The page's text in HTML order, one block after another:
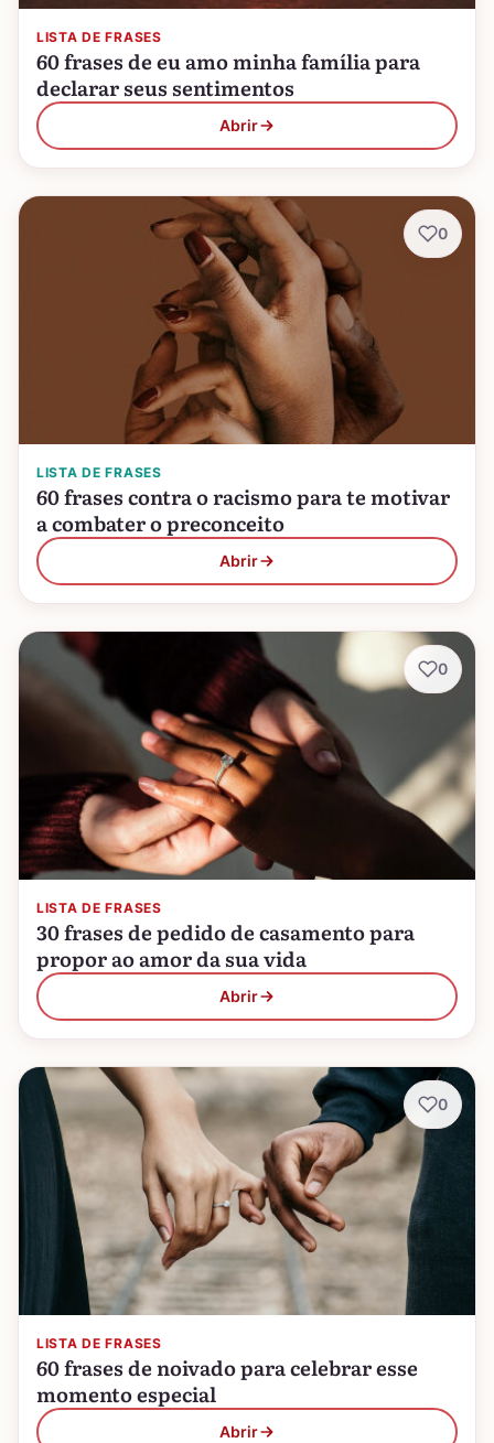
LISTA DE FRASES
60 frases de eu amo minha família para
declarar seus sentimentos
Abrir
LISTA DE FRASES
60 frases contra o racismo para te motivar
a combater o preconceito
Abrir
0
LISTA DE FRASES
30 frases de pedido de casamento para
propor ao amor da sua vida
Abrir
0
LISTA DE FRASES
60 frases de noivado para celebrar esse
momento especial
Abrir
0